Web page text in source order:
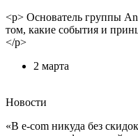
<p> Основатель группы
том, какие события и
</p>
2 марта
Новости
«В e-com никуда без